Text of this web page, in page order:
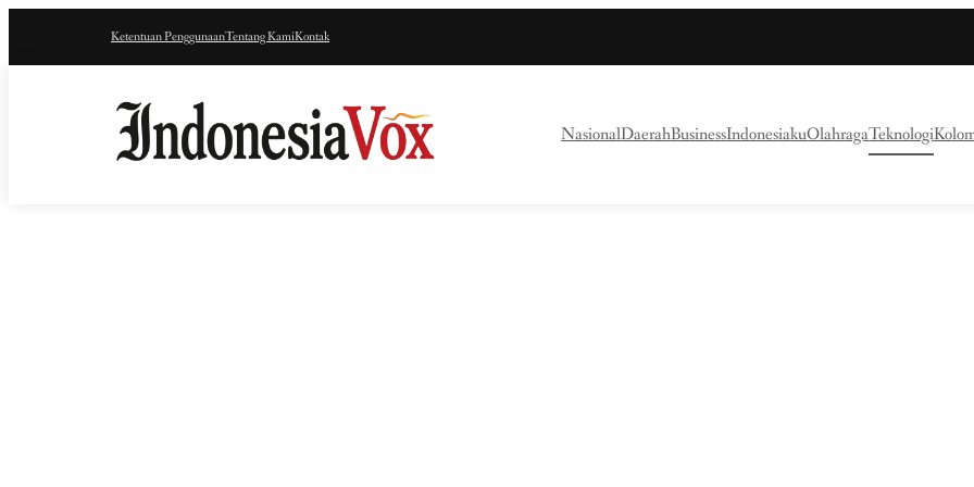
Ketentuan PenggunaanTentang KamiKontak
NasionalDaerahBusinessIndonesiakuOlahragaTeknologi